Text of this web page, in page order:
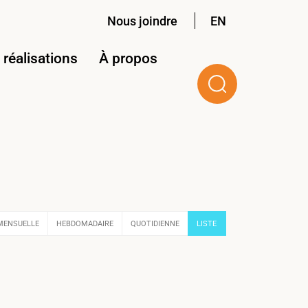
Nous joindre EN
réalisations À propos
HEBDOMADAIRE QUOTIDIENNE LISTE